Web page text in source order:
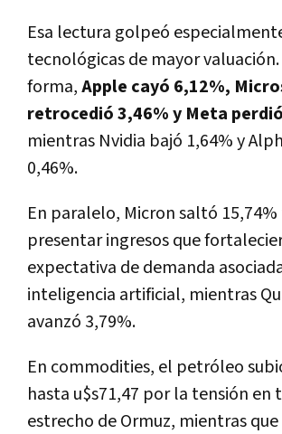
Esa lectura golpeó
tecnológicas de mayor valuación.
forma,Apple cayó 6,12%,
retrocedió 3,46% y Meta
mientras Nvidia bajó 1,64% y
0,46%.
En paralelo, Micron saltó
presentar ingresos que
expectativa de demanda
inteligencia artificial, mientras
avanzó 3,79%.
En commodities, el petróleo
hasta u$s71,47 por la tensión en
estrecho de Ormuz, mientras